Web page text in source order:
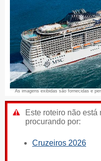
As imagens exibidas são fornecidas e
Este roteiro não
procurando por:
Cruzeiros 2026